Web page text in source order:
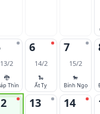
13/2
🐉
Thìn
6
14/2
🐍
Ất Tỵ
7
15/2
🐎
Bính Ngọ
13 14